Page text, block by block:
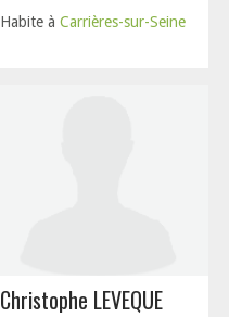
Habite à Carrières-sur-Seine
Christophe LEVEQUE